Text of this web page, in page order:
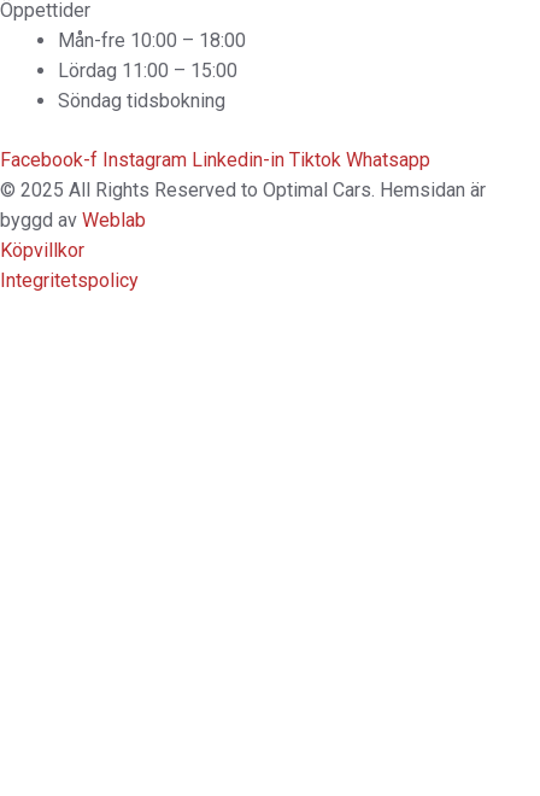
Öppettider
Mån-fre 10:00 – 18:00
Lördag 11:00 – 15:00
Söndag tidsbokning
Facebook-f Instagram Linkedin-in Tiktok Whatsapp
© 2025 All Rights Reserved to Optimal Cars. Hemsidan är
byggd av Weblab
Köpvillkor
Integritetspolicy